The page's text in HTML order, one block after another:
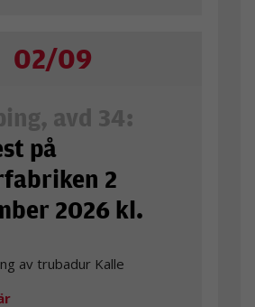
02/09
avd 34:
på
2
2026 kl.
av trubadur Kalle